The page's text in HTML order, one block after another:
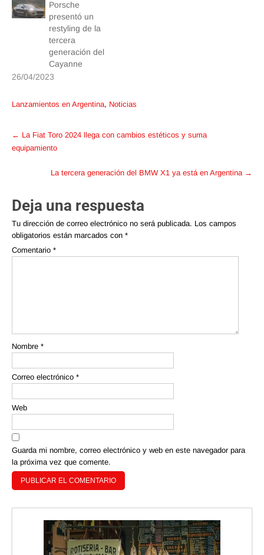
Porsche
presentó un
restyling de la
tercera
generación del
Cayanne
26/04/2023
Lanzamientos en Argentina, Noticias
Post
navigation
← La Fiat Toro 2024 llega con cambios estéticos y suma
equipamiento
La tercera generación del BMW X1 ya está en Argentina →
Deja una respuesta
Tu dirección de correo electrónico no será publicada. Los campos
obligatorios están marcados con *
Comentario *
Nombre *
Correo electrónico *
Web
Guarda mi nombre, correo electrónico y web en este navegador para
la próxima vez que comente.